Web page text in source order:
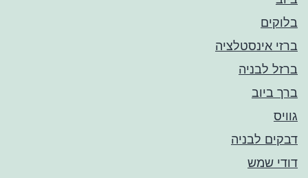
בלוקים
ברזי אינסטלציה
ברזל לבניה
ברך ביוב
גוויס
דבקים לבניה
דודי שמש